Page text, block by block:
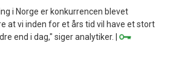
i Norge er konkurrencen blevet
at vi inden for et års tid vil have et stort
end i dag," siger analytiker. |